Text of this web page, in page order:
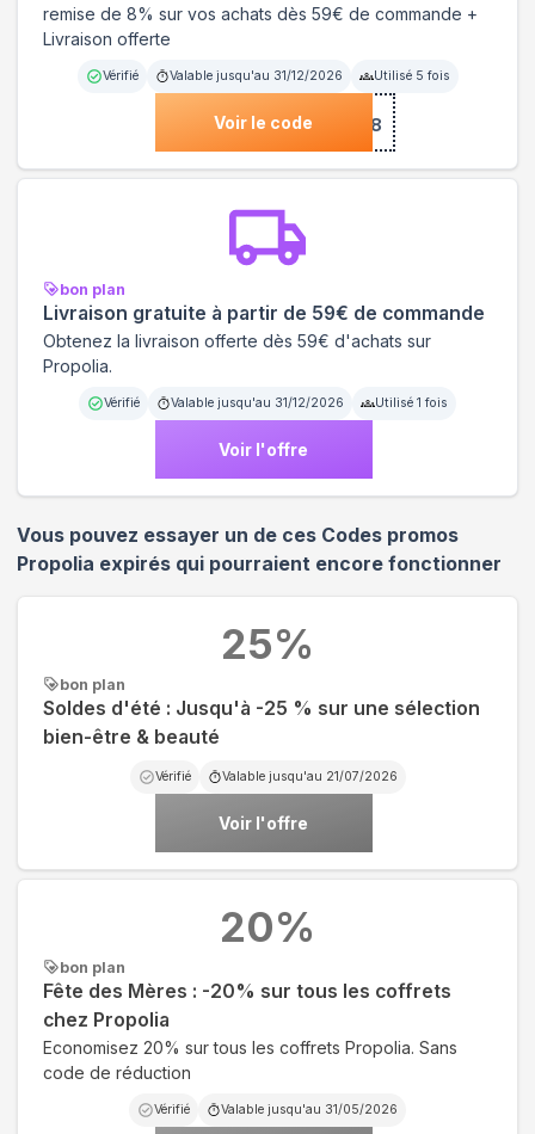
remise de 8% sur vos achats dès 59€ de commande +
Livraison offerte
Vérifié Valable jusqu'au 31/12/2026 Utilisé 5 fois
Voir le code ***UC8
bon plan
Livraison gratuite à partir de 59€ de commande
Obtenez la livraison offerte dès 59€ d'achats sur
Propolia.
Vérifié Valable jusqu'au 31/12/2026 Utilisé 1 fois
Voir l'offre
Vous pouvez essayer un de ces Codes promos
Propolia expirés qui pourraient encore fonctionner
bon plan
Soldes d'été : Jusqu'à -25 % sur une sélection
bien-être & beauté
Vérifié Valable jusqu'au 21/07/2026
Voir l'offre
25%
bon plan
Fête des Mères : -20% sur tous les coffrets
chez Propolia
Economisez 20% sur tous les coffrets Propolia. Sans
code de réduction
Vérifié Valable jusqu'au 31/05/2026
20%